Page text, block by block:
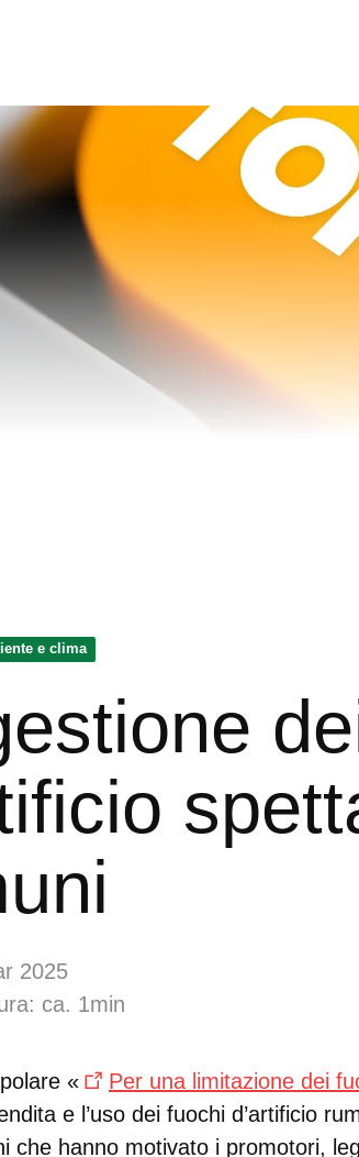
e clima
2025
ca. 1min
« Per una limitazione dei
e l’uso dei fuochi d’artificio
che hanno motivato i promotori,